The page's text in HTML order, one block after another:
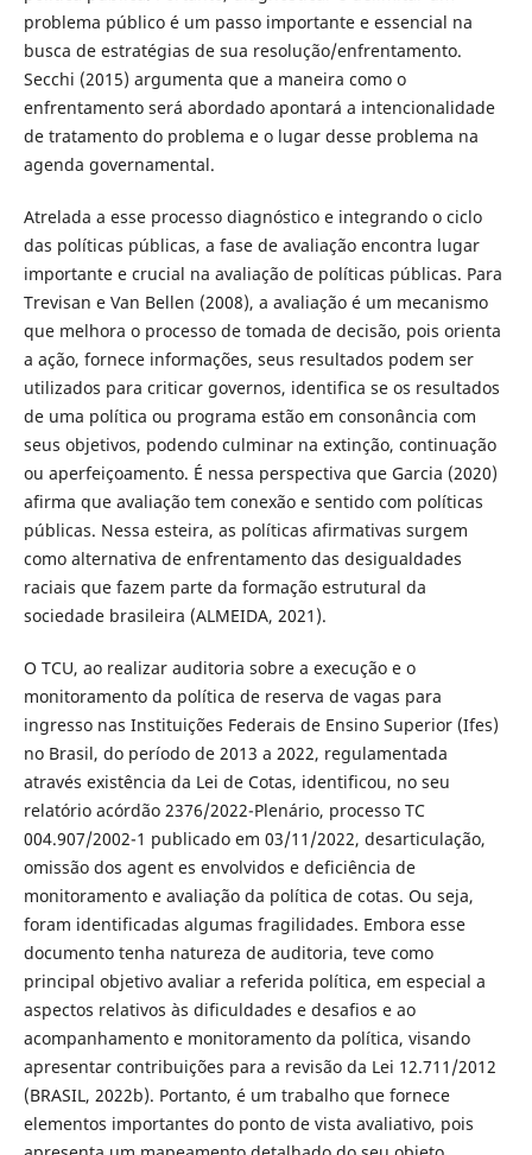
problema público é um passo importante e essencial na
busca de estratégias de sua resolução/enfrentamento.
Secchi (2015) argumenta que a maneira como o
enfrentamento será abordado apontará a intencionalidade
de tratamento do problema e o lugar desse problema na
agenda governamental.
Atrelada a esse processo diagnóstico e integrando o ciclo
das políticas públicas, a fase de avaliação encontra lugar
importante e crucial na avaliação de políticas públicas. Para
Trevisan e Van Bellen (2008), a avaliação é um mecanismo
que melhora o processo de tomada de decisão, pois orienta
a ação, fornece informações, seus resultados podem ser
utilizados para criticar governos, identifica se os resultados
de uma política ou programa estão em consonância com
seus objetivos, podendo culminar na extinção, continuação
ou aperfeiçoamento. É nessa perspectiva que Garcia (2020)
afirma que avaliação tem conexão e sentido com políticas
públicas. Nessa esteira, as políticas afirmativas surgem
como alternativa de enfrentamento das desigualdades
raciais que fazem parte da formação estrutural da
sociedade brasileira (ALMEIDA, 2021).
O TCU, ao realizar auditoria sobre a execução e o
monitoramento da política de reserva de vagas para
ingresso nas Instituições Federais de Ensino Superior (Ifes)
no Brasil, do período de 2013 a 2022, regulamentada
através existência da Lei de Cotas, identificou, no seu
relatório acórdão 2376/2022-Plenário, processo TC
004.907/2002-1 publicado em 03/11/2022, desarticulação,
omissão dos agent es envolvidos e deficiência de
monitoramento e avaliação da política de cotas. Ou seja,
foram identificadas algumas fragilidades. Embora esse
documento tenha natureza de auditoria, teve como
principal objetivo avaliar a referida política, em especial a
aspectos relativos às dificuldades e desafios e ao
acompanhamento e monitoramento da política, visando
apresentar contribuições para a revisão da Lei 12.711/2012
(BRASIL, 2022b). Portanto, é um trabalho que fornece
elementos importantes do ponto de vista avaliativo, pois